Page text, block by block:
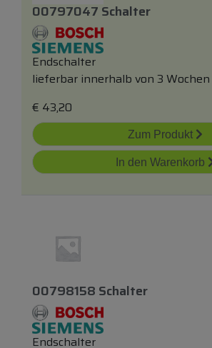
00797047 Schalter
Endschalter
lieferbar innerhalb von 3 Wochen
€ 43,20
Zum Produkt
In den Warenkorb
00798158 Schalter
Endschalter